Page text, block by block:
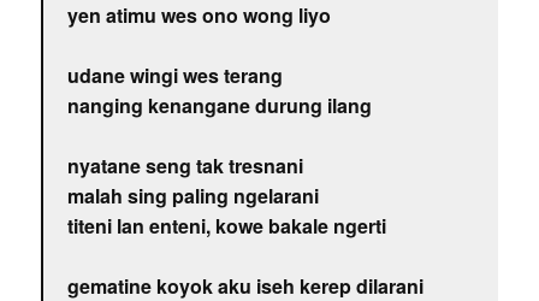
yen atimu wes ono wong liyo
udane wingi wes terang
nanging kenangane durung ilang
nyatane seng tak tresnani
malah sing paling ngelarani
titeni lan enteni, kowe bakale ngerti
gematine koyok aku iseh kerep dilarani